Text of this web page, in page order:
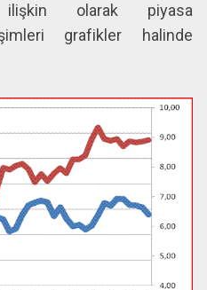
olarak piyasa
grafikler halinde